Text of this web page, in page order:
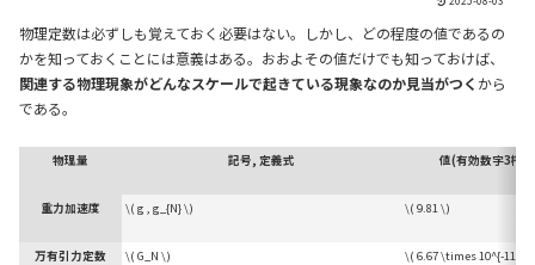
物理定数は必ずしも覚えておく必要はない。しかし、どの程度の値であるの
かを知っておくことには意義はある。おおよその値だけでも知っておけば、
関連する物理現象がどんなスケールで起きている現象なのか見当がつく から
である。
物理量 記号, 定義式 値(有効数字3桁)
重力加速度 \( g , g_{N} \) \( 9.81 \)
万有引力定数 \( G_N \) \( 6.67 \times 10^{-11} \)